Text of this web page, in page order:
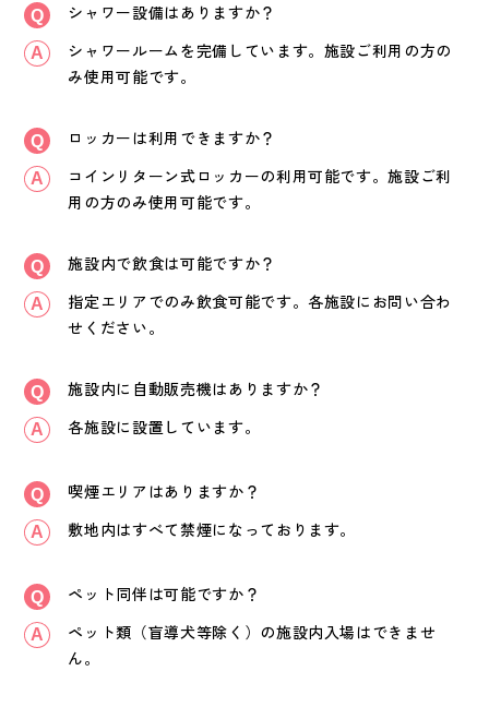
シャワー設備はありますか？
シャワールームを完備しています。施設ご利用の方の
み使用可能です。
ロッカーは利用できますか？
コインリターン式ロッカーの利用可能です。施設ご利
用の方のみ使用可能です。
施設内で飲食は可能ですか？
指定エリアでのみ飲食可能です。各施設にお問い合わ
せください。
施設内に自動販売機はありますか？
各施設に設置しています。
喫煙エリアはありますか？
敷地内はすべて禁煙になっております。
ペット同伴は可能ですか？
ペット類（盲導犬等除く）の施設内入場はできませ
ん。